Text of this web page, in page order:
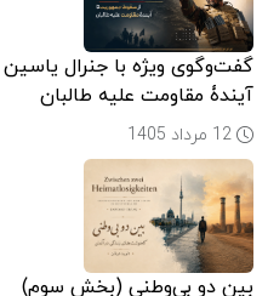
گفت‌وگوی ویژه با جنرال
آیندۀ مقاومت علیه طالبان
بین دو بی‌وطنی (بخش سوم)